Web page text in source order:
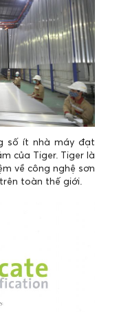
số ít nhà máy đạt
của Tiger. Tiger là
về công nghệ sơn
toàn thế giới.